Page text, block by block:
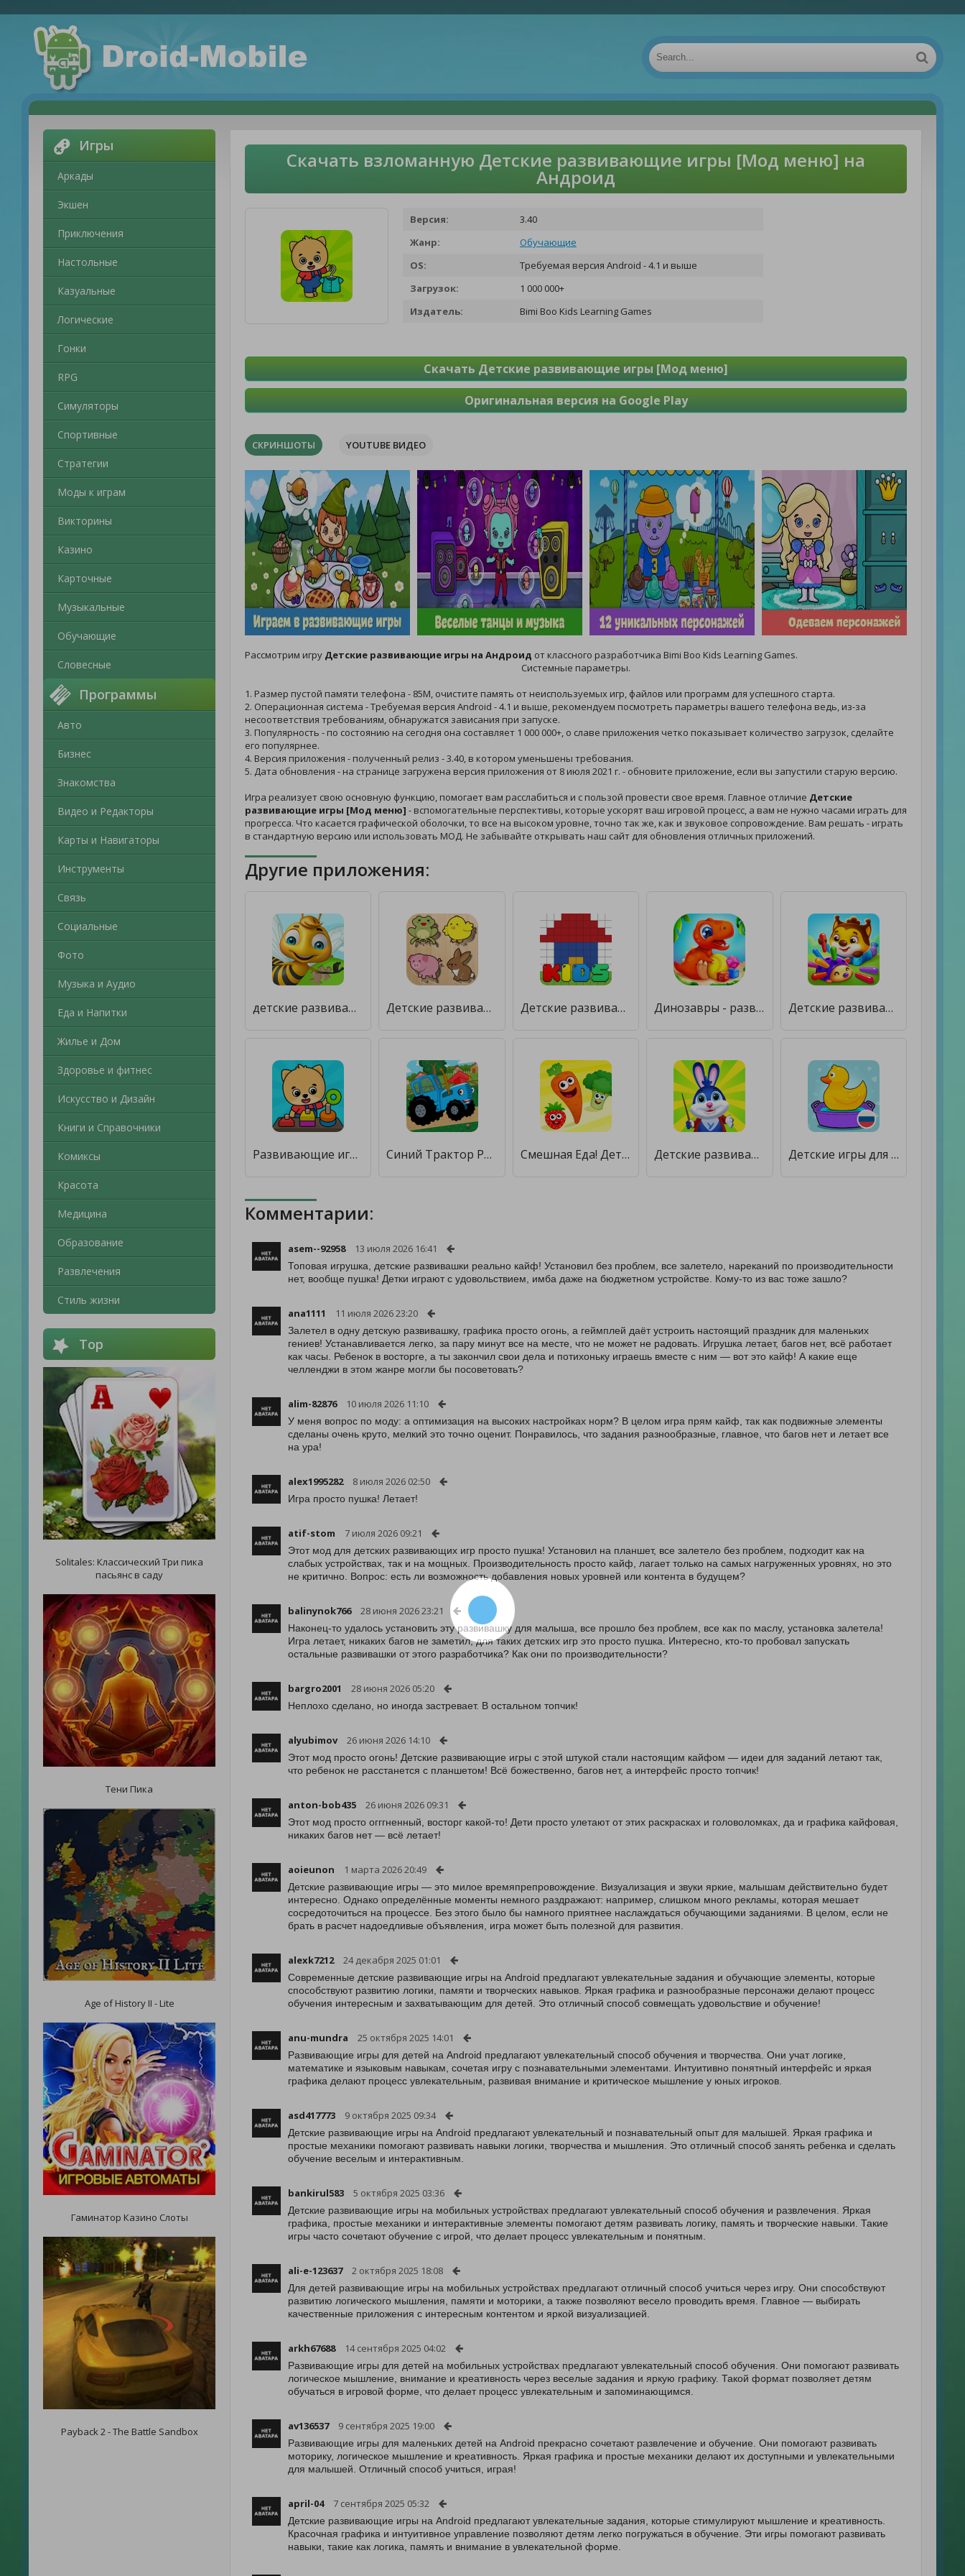
Игры
Аркады
Экшен
Приключения
Настольные
Казуальные
Логические
Гонки
RPG
Симуляторы
Спортивные
Стратегии
Моды к играм
Викторины
Казино
Карточные
Музыкальные
Обучающие
Словесные
Программы
Авто
Бизнес
Знакомства
Видео и Редакторы
Карты и Навигаторы
Инструменты
Связь
Социальные
Фото
Музыка и Аудио
Еда и Напитки
Жилье и Дом
Здоровье и фитнес
Искусство и Дизайн
Книги и Справочники
Комиксы
Красота
Медицина
Образование
Развлечения
Стиль жизни
Top
Solitales: Классический Три пика
пасьянс в саду
Тени Пика
Age of History II - Lite
Гаминатор Казино Слоты
Payback 2 - The Battle Sandbox
Скачать взломанную Детские развивающие игры [Мод меню] на
Андроид
Версия:
3.40
Жанр:
Обучающие
OS:
Требуемая версия Android - 4.1 и выше
Загрузок:
1 000 000+
Издатель:
Bimi Boo Kids Learning Games
Скачать Детские развивающие игры [Мод меню]
Оригинальная версия на Google Play
СКРИНШОТЫ YOUTUBE ВИДЕО
Рассмотрим игру Детские развивающие игры на Андроид от классного разработчика Bimi Boo Kids Learning Games.
Системные параметры.
1. Размер пустой памяти телефона - 85M, очистите память от неиспользуемых игр, файлов или программ для успешного старта.
2. Операционная система - Требуемая версия Android - 4.1 и выше, рекомендуем посмотреть параметры вашего телефона ведь, из-за
несоответствия требованиям, обнаружатся зависания при запуске.
3. Популярность - по состоянию на сегодня она составляет 1 000 000+, о славе приложения четко показывает количество загрузок, сделайте
его популярнее.
4. Версия приложения - полученный релиз - 3.40, в котором уменьшены требования.
5. Дата обновления - на странице загружена версия приложения от 8 июля 2021 г. - обновите приложение, если вы запустили старую версию.
Игра реализует свою основную функцию, помогает вам расслабиться и с пользой провести свое время. Главное отличие Детские
развивающие игры [Мод меню] - вспомогательные перспективы, которые ускорят ваш игровой процесс, а вам не нужно часами играть для
прогресса. Что касается графической оболочки, то все на высоком уровне, точно так же, как и звуковое сопровождение. Вам решать - играть
в стандартную версию или использовать МОД. Не забывайте открывать наш сайт для обновления отличных приложений.
Другие приложения:
детские развивающие пазлы [Мод меню] Детские развивающие игры [Бесплатные покупки] Детские развивающие игры 5 [Много денег] Динозавры - развивающие игры для детей и малышей [Мод меню] Детские развивающие игры для детей и малышей 2,3,4 [Много денег]
Развивающие игры для детей [Много денег] Синий Трактор Развивающие Игры [Мод меню] Смешная Еда! Детские Развивающие Игры для Детей 3 [Бесплатные покупки] Детские развивающие игры для детей от 2 до 7 лет [Бесплатные покупки] Детские игры для малышей 2,3,4 лет [Мод меню]
Комментарии:
asem--92958 13 июля 2026 16:41
Топовая игрушка, детские развивашки реально кайф! Установил без проблем, все залетело, нареканий по производительности
нет, вообще пушка! Детки играют с удовольствием, имба даже на бюджетном устройстве. Кому-то из вас тоже зашло?
ana1111 11 июля 2026 23:20
Залетел в одну детскую развивашку, графика просто огонь, а геймплей даёт устроить настоящий праздник для маленьких
гениев! Устанавливается легко, за пару минут все на месте, что не может не радовать. Игрушка летает, багов нет, всё работает
как часы. Ребенок в восторге, а ты закончил свои дела и потихоньку играешь вместе с ним — вот это кайф! А какие еще
челленджи в этом жанре могли бы посоветовать?
alim-82876 10 июля 2026 11:10
У меня вопрос по моду: а оптимизация на высоких настройках норм? В целом игра прям кайф, так как подвижные элементы
сделаны очень круто, мелкий это точно оценит. Понравилось, что задания разнообразные, главное, что багов нет и летает все
на ура!
alex1995282 8 июля 2026 02:50
Игра просто пушка! Летает!
atif-stom 7 июля 2026 09:21
Этот мод для детских развивающих игр просто пушка! Установил на планшет, все залетело без проблем, подходит как на
слабых устройствах, так и на мощных. Производительность просто кайф, лагает только на самых нагруженных уровнях, но это
не критично. Вопрос: есть ли возможность добавления новых уровней или контента в будущем?
balinynok766 28 июня 2026 23:21
Наконец-то удалось установить эту развивашку для малыша, все прошло без проблем, все как по маслу, установка залетела!
Игра летает, никаких багов не заметил, для таких детских игр это просто пушка. Интересно, кто-то пробовал запускать
остальные развивашки от этого разработчика? Как они по производительности?
bargro2001 28 июня 2026 05:20
Неплохо сделано, но иногда застревает. В остальном топчик!
alyubimov 26 июня 2026 14:10
Этот мод просто огонь! Детские развивающие игры с этой штукой стали настоящим кайфом — идеи для заданий летают так,
что ребенок не расстанется с планшетом! Всё божественно, багов нет, а интерфейс просто топчик!
anton-bob435 26 июня 2026 09:31
Этот мод просто огггненный, восторг какой-то! Дети просто улетают от этих раскрасках и головоломках, да и графика кайфовая,
никаких багов нет — всё летает!
aoieunon 1 марта 2026 20:49
Детские развивающие игры — это милое времяпрепровождение. Визуализация и звуки яркие, малышам действительно будет
интересно. Однако определённые моменты немного раздражают: например, слишком много рекламы, которая мешает
сосредоточиться на процессе. Без этого было бы намного приятнее наслаждаться обучающими заданиями. В целом, если не
брать в расчет надоедливые объявления, игра может быть полезной для развития.
alexk7212 24 декабря 2025 01:01
Современные детские развивающие игры на Android предлагают увлекательные задания и обучающие элементы, которые
способствуют развитию логики, памяти и творческих навыков. Яркая графика и разнообразные персонажи делают процесс
обучения интересным и захватывающим для детей. Это отличный способ совмещать удовольствие и обучение!
anu-mundra 25 октября 2025 14:01
Развивающие игры для детей на Android предлагают увлекательный способ обучения и творчества. Они учат логике,
математике и языковым навыкам, сочетая игру с познавательными элементами. Интуитивно понятный интерфейс и яркая
графика делают процесс увлекательным, развивая внимание и критическое мышление у юных игроков.
asd417773 9 октября 2025 09:34
Детские развивающие игры на Android предлагают увлекательный и познавательный опыт для малышей. Яркая графика и
простые механики помогают развивать навыки логики, творчества и мышления. Это отличный способ занять ребенка и сделать
обучение веселым и интерактивным.
bankirul583 5 октября 2025 03:36
Детские развивающие игры на мобильных устройствах предлагают увлекательный способ обучения и развлечения. Яркая
графика, простые механики и интерактивные элементы помогают детям развивать логику, память и творческие навыки. Такие
игры часто сочетают обучение с игрой, что делает процесс увлекательным и понятным.
ali-e-123637 2 октября 2025 18:08
Для детей развивающие игры на мобильных устройствах предлагают отличный способ учиться через игру. Они способствуют
развитию логического мышления, памяти и моторики, а также позволяют весело проводить время. Главное — выбирать
качественные приложения с интересным контентом и яркой визуализацией.
arkh67688 14 сентября 2025 04:02
Развивающие игры для детей на мобильных устройствах предлагают увлекательный способ обучения. Они помогают развивать
логическое мышление, внимание и креативность через веселые задания и яркую графику. Такой формат позволяет детям
обучаться в игровой форме, что делает процесс увлекательным и запоминающимся.
av136537 9 сентября 2025 19:00
Развивающие игры для маленьких детей на Android прекрасно сочетают развлечение и обучение. Они помогают развивать
моторику, логическое мышление и креативность. Яркая графика и простые механики делают их доступными и увлекательными
для малышей. Отличный способ учиться, играя!
april-04 7 сентября 2025 05:32
Детские развивающие игры на Android предлагают увлекательные задания, которые стимулируют мышление и креативность.
Красочная графика и интуитивное управление позволяют детям легко погружаться в обучение. Эти игры помогают развивать
навыки, такие как логика, память и внимание в увлекательной форме.